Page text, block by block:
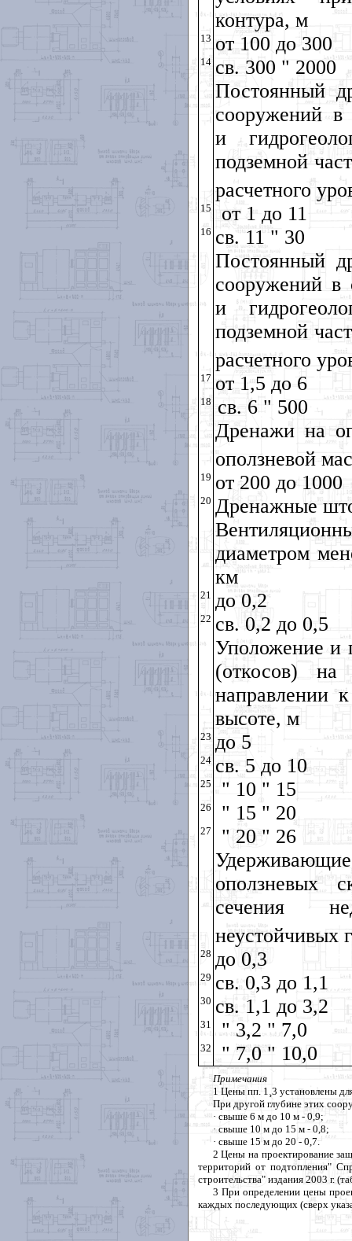
контура, м
13 от 100 до 300
14 св. 300 " 2000
Постоянный
сооружений в
и
подземной
расчетного
15 от 1 до 11
16 св. 11 " 30
Постоянный
сооружений в
и
подземной
расчетного
17 от 1,5 до 6
18
св. 6 " 500
Дренажи на
оползневой
19 от 200 до 1000
20 Дренажные
диаметром
км
21 до 0,2
22 св. 0,2 до 0,5
Уположение и
(откосов)
направлении
высоте, м
23 до 5
24 св. 5 до 10
25 " 10 " 15
26 " 15 " 20
27
" 20 " 26
оползневых
сечения
неустойчивых
28 до 0,3
29 св. 0,3 до 1,1
30 св. 1,1 до 3,2
31 " 3,2 " 7,0
32 " 7,0 " 10,0
Примечания
1 Цены пп. 1¸3 установлены
При другой глубине этих
· свыше 6 м до 10 м - 0,9;
· свыше 10 м до 15 м - 0,8;
· свыше 15 м до 20 - 0,7.
2 Цены на проектирование
территорий от подтопления"
строительства" издания 2003 г.
3 При определении цены
каждых последующих (сверх